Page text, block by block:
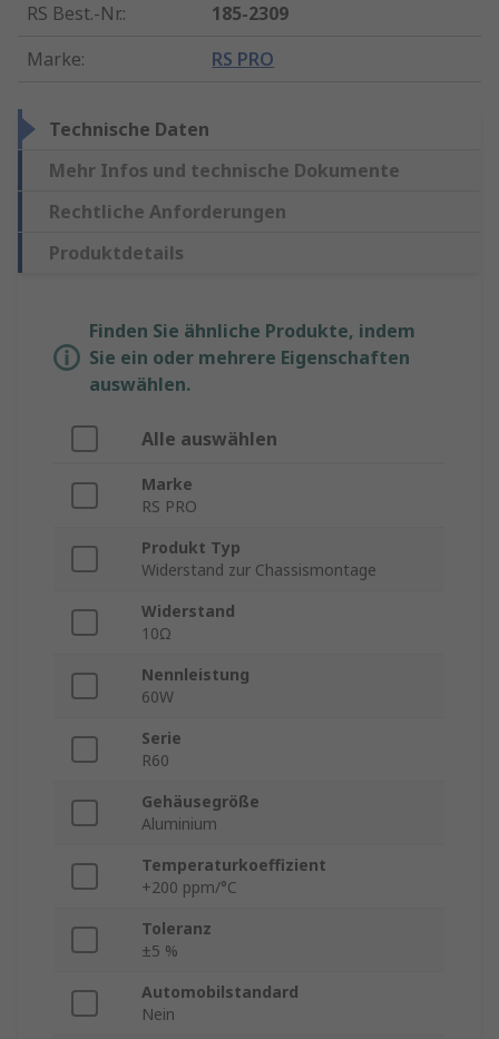
RS Best.-Nr.:
185-2309
Marke: RS PRO
Technische Daten
Mehr Infos und technische Dokumente
Rechtliche Anforderungen
Produktdetails
Finden Sie ähnliche Produkte, indem
Sie ein oder mehrere Eigenschaften
auswählen.
Alle auswählen
Marke
RS PRO
Produkt Typ
Widerstand zur Chassismontage
Widerstand
10Ω
Nennleistung
60W
Serie
R60
Gehäusegröße
Aluminium
Temperaturkoeffizient
+200 ppm/°C
Toleranz
±5 %
Automobilstandard
Nein